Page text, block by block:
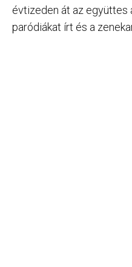
évtizeden át az együttes
paródiákat írt és a